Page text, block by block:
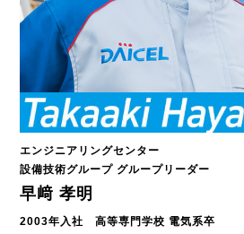
エンジニアリングセンター
設備技術グループ グループリーダー
早﨑 孝明
2003年入社 高等専門学校 電気系卒